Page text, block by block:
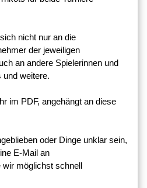
nicht nur an die
der jeweiligen
an andere Spielerinnen und
und weitere.
im PDF, angehängt an diese
oder Dinge unklar sein,
E-Mail an
möglichst schnell